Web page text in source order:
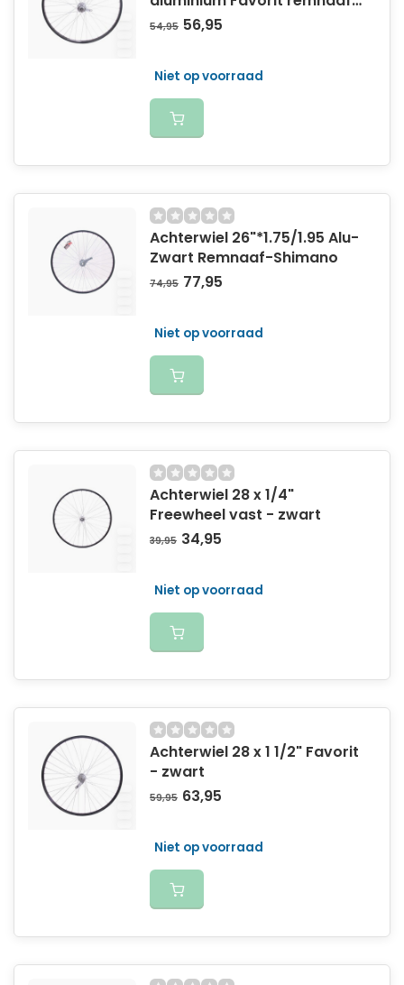
- zwart
54,95 56,95
Niet op voorraad
Achterwiel 26"*1.75/1.95 Alu-
Zwart Remnaaf-Shimano
74,95 77,95
Niet op voorraad
Achterwiel 28 x 1/4"
Freewheel vast - zwart
39,95 34,95
Niet op voorraad
Achterwiel 28 x 1 1/2" Favorit
- zwart
59,95 63,95
Niet op voorraad